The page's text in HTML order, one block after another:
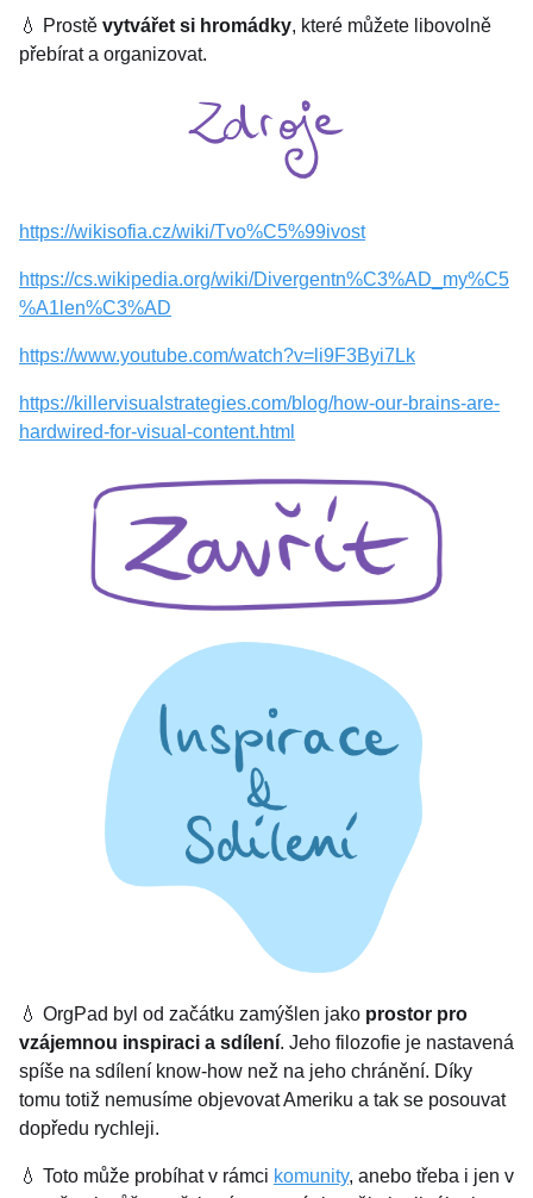
💧 Prostě vytvářet si hromádky, které můžete libovolně
přebírat a organizovat.
https://wikisofia.cz/wiki/Tvo%C5%99ivost
https://cs.wikipedia.org/wiki/Divergentn%C3%AD_my%C5
%A1len%C3%AD
https://www.youtube.com/watch?v=li9F3Byi7Lk
https://killervisualstrategies.com/blog/how-our-brains-are-
hardwired-for-visual-content.html
💧 OrgPad byl od začátku zamýšlen jako prostor pro
vzájemnou inspiraci a sdílení. Jeho filozofie je nastavená
spíše na sdílení know-how než na jeho chránění. Díky
tomu totiž nemusíme objevovat Ameriku a tak se posouvat
dopředu rychleji.
💧 Toto může probíhat v rámci komunity, anebo třeba i jen v